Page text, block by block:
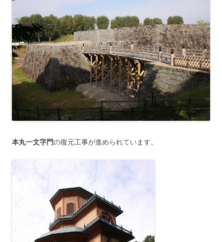
本丸一文字門の復元工事が進められています。